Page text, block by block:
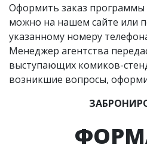
Оформить заказ программы
можно на нашем сайте или
указанному номеру
Менеджер агентства
выступающих комиков-
возникшие вопросы,